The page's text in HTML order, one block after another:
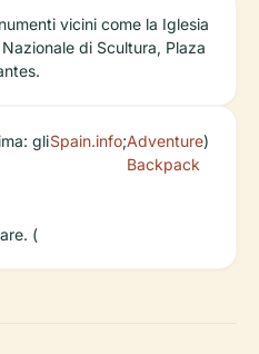
vicini come la Iglesia
di Scultura, Plaza
gli
(
Spain.info;Adventure
Backpack
)